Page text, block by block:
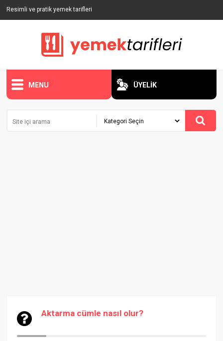
Resimli ve pratik yemek tarifleri
MENU ÜYELİK
Aktarma cümle nasıl olur?